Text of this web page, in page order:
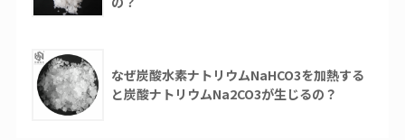
なぜ炭酸水素ナトリウムNaHCO3を加熱する
と炭酸ナトリウムNa2CO3が生じるの？